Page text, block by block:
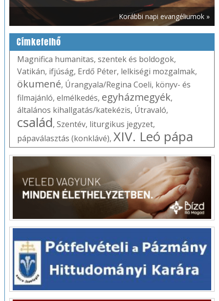
Korábbi napi evangéliumok »
Címkefelhő
Magnifica humanitas, szentek és boldogok,
Vatikán, ifjúság, Erdő Péter, lelkiségi mozgalmak,
ökumené, Úrangyala/Regina Coeli, könyv- és
filmajánló, elmélkedés, egyházmegyék,
általános kihallgatás/katekézis, Útravaló,
család, Szentév, liturgikus jegyzet,
pápaválasztás (konklávé), XIV. Leó pápa